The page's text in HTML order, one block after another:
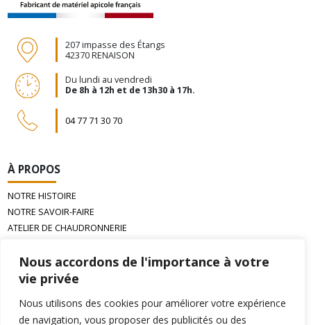
Nous accordons de l'importance à votre
vie privée
Nous utilisons des cookies pour améliorer votre expérience
de navigation, vous proposer des publicités ou des
207 impasse des Étangs
42370 RENAISON
Du lundi au vendredi
De 8h à 12h et de 13h30 à 17h.
04 77 71 30 70
À PROPOS
NOTRE HISTOIRE
NOTRE SAVOIR-FAIRE
ATELIER DE CHAUDRONNERIE
INFORMATIONS
PAIEMENT